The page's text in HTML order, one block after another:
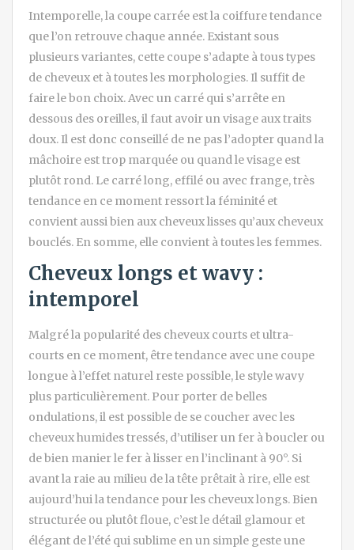
Intemporelle, la coupe carrée est la coiffure tendance
que l’on retrouve chaque année. Existant sous
plusieurs variantes, cette coupe s’adapte à tous types
de cheveux et à toutes les morphologies. Il suffit de
faire le bon choix. Avec un carré qui s’arrête en
dessous des oreilles, il faut avoir un visage aux traits
doux. Il est donc conseillé de ne pas l’adopter quand la
mâchoire est trop marquée ou quand le visage est
plutôt rond. Le carré long, effilé ou avec frange, très
tendance en ce moment ressort la féminité et
convient aussi bien aux cheveux lisses qu’aux cheveux
bouclés. En somme, elle convient à toutes les femmes.
Cheveux longs et wavy :
intemporel
Malgré la popularité des cheveux courts et ultra-
courts en ce moment, être tendance avec une coupe
longue à l’effet naturel reste possible, le style wavy
plus particulièrement. Pour porter de belles
ondulations, il est possible de se coucher avec les
cheveux humides tressés, d’utiliser un fer à boucler ou
de bien manier le fer à lisser en l’inclinant à 90°. Si
avant la raie au milieu de la tête prêtait à rire, elle est
aujourd’hui la tendance pour les cheveux longs. Bien
structurée ou plutôt floue, c’est le détail glamour et
élégant de l’été qui sublime en un simple geste une